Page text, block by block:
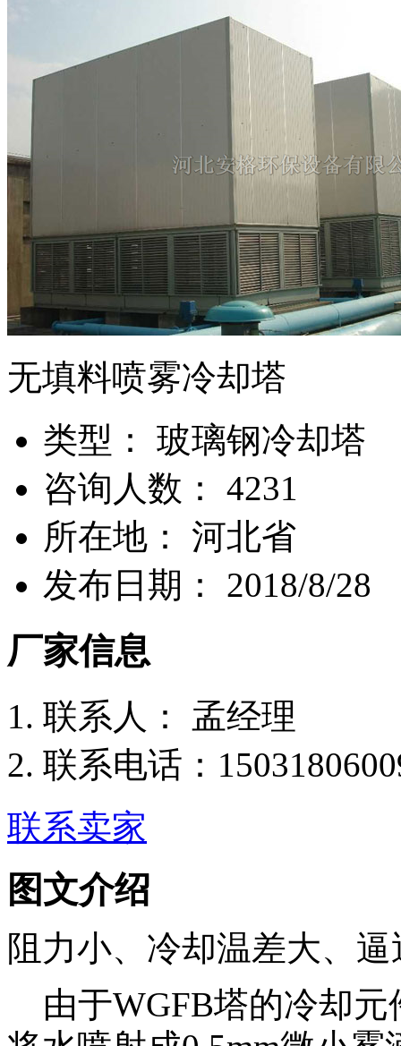
无填料喷雾冷却塔
类型： 玻璃钢冷却塔
咨询人数： 4231
所在地： 河北省
发布日期： 2018/8/28
厂家信息
联系 人：
孟经理
联系电话：
联系卖家
图文介绍
阻力小、冷却温差大、
由于WGFB塔的冷却元